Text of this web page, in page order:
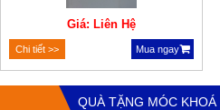
Giá: Liên Hệ
Chi tiết >> Mua ngay
QUÀ TẶNG MÓC KHOÁ